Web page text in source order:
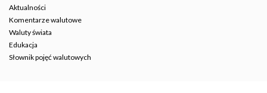
Aktualności
Komentarze walutowe
Waluty świata
Edukacja
Słownik pojęć walutowych